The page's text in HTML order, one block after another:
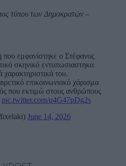
τύπου των Δημοκρατών –
εμφανίστηκε ο Στέφανος
σκηνικό εντυπωσιαστηκα
χαρακτηριστικά του.
επικοινωνιακό χάρισμα
που εκτιμώ στους ανθρώπους
pic.twitter.com/q4G47pDg2s
June 14, 2026